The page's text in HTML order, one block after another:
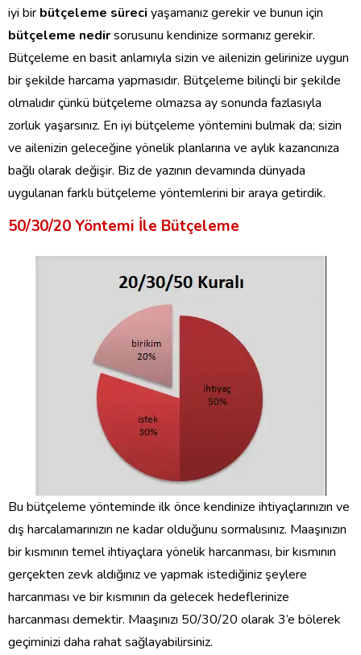
iyi bir bütçeleme süreci yaşamanız gerekir ve bunun için
bütçeleme nedirsorusunu kendinize sormanız gerekir.
Bütçeleme en basit anlamıyla sizin ve ailenizin gelirinize uygun
bir şekilde harcama yapmasıdır. Bütçeleme bilinçli bir şekilde
olmalıdır çünkü bütçeleme olmazsa ay sonunda fazlasıyla
zorluk yaşarsınız. En iyi bütçeleme yöntemini bulmak da; sizin
ve ailenizin geleceğine yönelik planlarına ve aylık kazancınıza
bağlı olarak değişir. Biz de yazının devamında dünyada
uygulanan farklı bütçeleme yöntemlerini bir araya getirdik.
50/30/20 Yöntemi İle Bütçeleme
Bu bütçeleme yönteminde ilk önce kendinize ihtiyaçlarınızın ve
dış harcalamarınızın ne kadar olduğunu sormalısınız. Maaşınızın
bir kısmının temel ihtiyaçlara yönelik harcanması, bir kısmının
gerçekten zevk aldığınız ve yapmak istediğiniz şeylere
harcanması ve bir kısmının da gelecek hedeflerinize
harcanması demektir. Maaşınızı 50/30/20 olarak 3’e bölerek
geçiminizi daha rahat sağlayabilirsiniz.